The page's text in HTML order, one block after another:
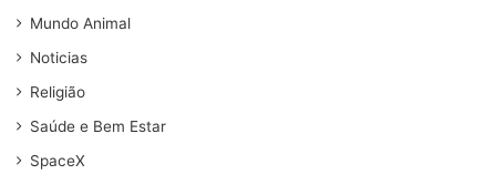
Mundo Animal
Noticias
Religião
Saúde e Bem Estar
SpaceX